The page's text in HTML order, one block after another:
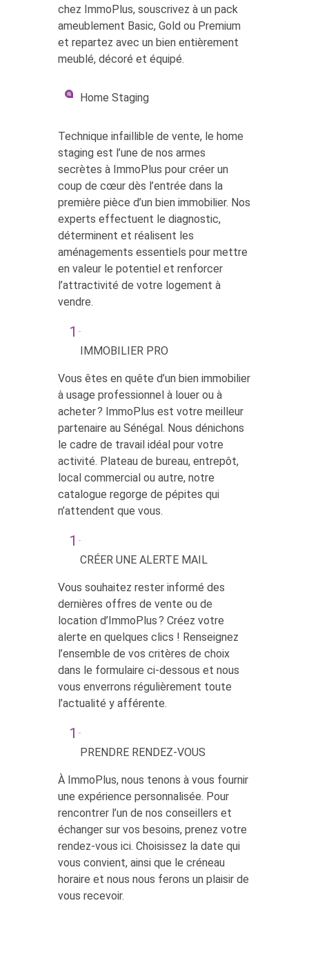
chez ImmoPlus, souscrivez à un pack
ameublement Basic, Gold ou Premium
et repartez avec un bien entièrement
meublé, décoré et équipé.
Home Staging
Technique infaillible de vente, le home
staging est l’une de nos armes
secrètes à ImmoPlus pour créer un
coup de cœur dès l’entrée dans la
première pièce d’un bien immobilier. Nos
experts effectuent le diagnostic,
déterminent et réalisent les
aménagements essentiels pour mettre
en valeur le potentiel et renforcer
l’attractivité de votre logement à
vendre.
IMMOBILIER PRO
Vous êtes en quête d’un bien immobilier
à usage professionnel à louer ou à
acheter ? ImmoPlus est votre meilleur
partenaire au Sénégal. Nous dénichons
le cadre de travail idéal pour votre
activité. Plateau de bureau, entrepôt,
local commercial ou autre, notre
catalogue regorge de pépites qui
n’attendent que vous.
CRÉER UNE ALERTE MAIL
Vous souhaitez rester informé des
dernières offres de vente ou de
location d’ImmoPlus ? Créez votre
alerte en quelques clics ! Renseignez
l’ensemble de vos critères de choix
dans le formulaire ci-dessous et nous
vous enverrons régulièrement toute
l’actualité y afférente.
PRENDRE RENDEZ-VOUS
À ImmoPlus, nous tenons à vous fournir
une expérience personnalisée. Pour
rencontrer l’un de nos conseillers et
échanger sur vos besoins, prenez votre
rendez-vous ici. Choisissez la date qui
vous convient, ainsi que le créneau
horaire et nous nous ferons un plaisir de
vous recevoir.